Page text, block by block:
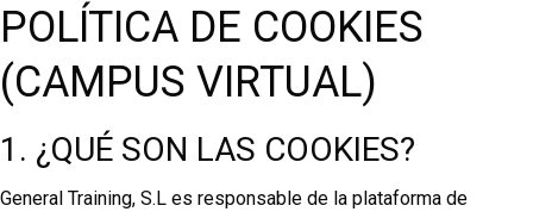
POLÍTICA DE COOKIES
(CAMPUS VIRTUAL)
1. ¿QUÉ SON LAS COOKIES?
General Training, S.L es responsable de la plataforma de